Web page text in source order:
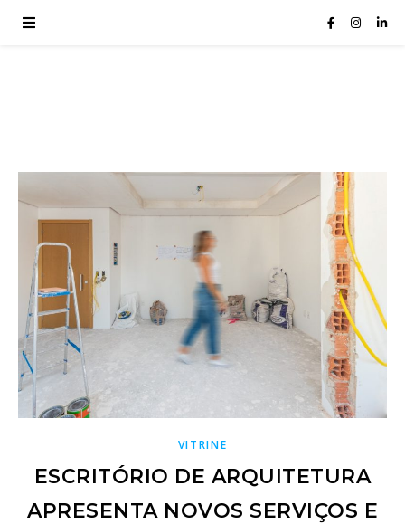
VITRINE
ESCRITÓRIO DE ARQUITETURA
APRESENTA NOVOS SERVIÇOS E